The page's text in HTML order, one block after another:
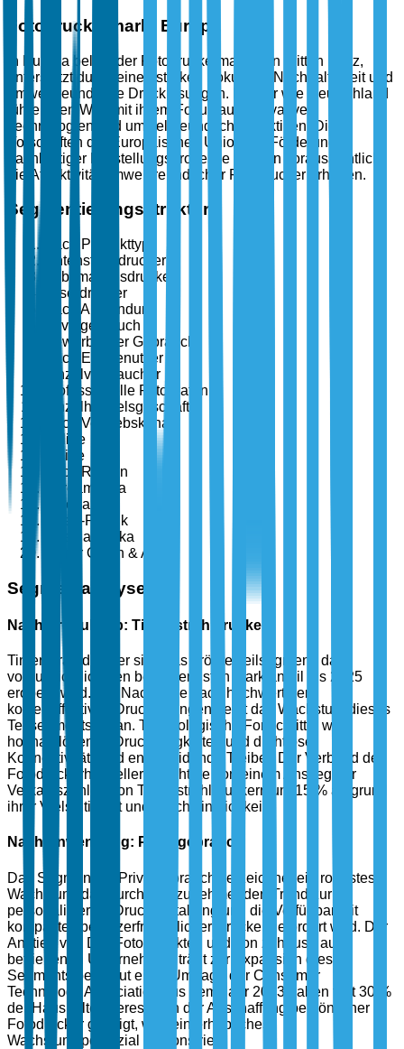
Fotodruckermarkt Europa
In Europa belegt der Fotodruckermarkt den dritten Platz,
unterstützt durch einen starken Fokus auf Nachhaltigkeit und
umweltfreundliche Drucklösungen. Länder wie Deutschland
führen den Weg mit ihrem Fokus auf innovative
Technologien und umweltfreundliche Praktiken. Die
Vorschriften der Europäischen Union zur Förderung
nachhaltiger Herstellungsprozesse werden voraussichtlich
die Attraktivität umweltfreundlicher Fotodrucker erhöhen.
Segmentierungsstruktur
Nach Produkttyp
Tintenstrahldrucker
Sublimationsdrucker
Laserdrucker
Nach Anwendung
Privatgebrauch
Gewerblicher Gebrauch
Nach Endbenutzer
Einzelverbraucher
Professionelle Fotografen
Einzelhandelsgeschäfte
Nach Vertriebskanal
Online
Offline
Nach Region
Nordamerika
Europa
Asien-Pazifik
Lateinamerika
Naher Osten & Afrika
Segmentanalyse
Nach Produkttyp: Tintenstrahldrucker
Tintenstrahldrucker sind das größte Teilsegment, das
voraussichtlich den bedeutendsten Marktanteil bis 2025
erobern wird. Die Nachfrage nach hochwertigen,
kosteneffektiven Drucklösungen treibt das Wachstum dieses
Teilsegments voran. Technologische Fortschritte, wie
hochauflösende Druckfähigkeiten und drahtlose
Konnektivität, sind entscheidende Treiber. Der Verband der
Fotodruckerhersteller berichtete von einem Anstieg der
Verkaufszahlen von Tintenstrahldruckern um 15 % aufgrund
ihrer Vielseitigkeit und Erschwinglichkeit.
Nach Anwendung: Privatgebrauch
Das Segment für Privatgebrauch verzeichnet ein robustes
Wachstum, das durch den zunehmenden Trend zur
personalisierten Druckgestaltung und die Verfügbarkeit
kompakter, benutzerfreundlicher Drucker gefördert wird. Der
Anstieg von DIY-Fotoprojekten und von zuhause aus
betriebenen Unternehmen trägt zur Expansion dieses
Segments bei. Laut einer Umfrage der Consumer
Technology Association aus dem Jahr 2023 haben fast 30 %
der Haushalte Interesse an der Anschaffung persönlicher
Fotodrucker gezeigt, was ein erhebliches
Wachstumspotenzial demonstriert.